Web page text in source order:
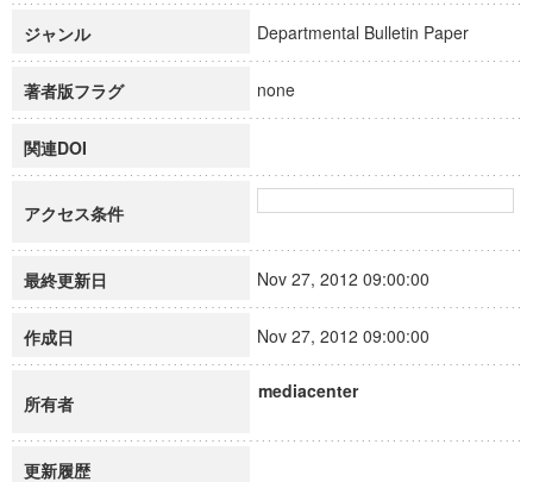
ジャンル Departmental Bulletin Paper
著者版フラグ none
関連DOI
アクセス条件
最終更新日 Nov 27, 2012 09:00:00
作成日 Nov 27, 2012 09:00:00
所有者
mediacenter
更新履歴